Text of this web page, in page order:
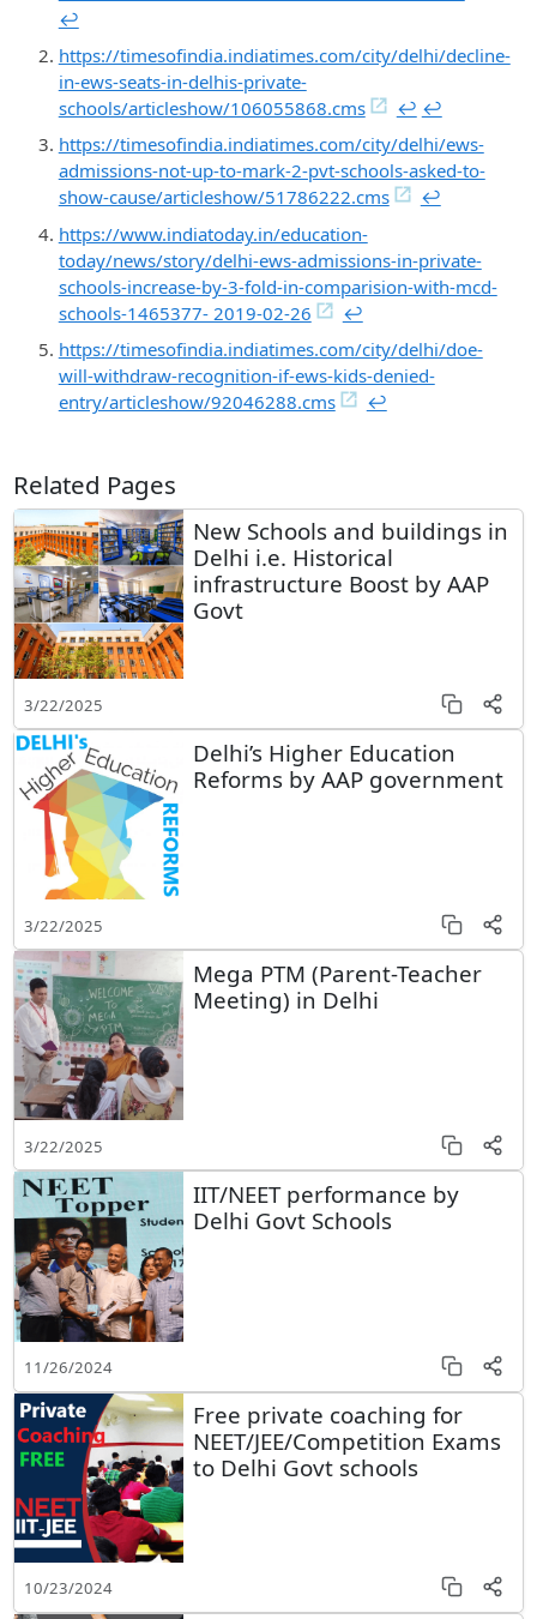
↩︎
https://timesofindia.indiatimes.com/city/delhi/decline-
in-ews-seats-in-delhis-private-
schools/articleshow/106055868.cms
↩︎ ↩︎
https://timesofindia.indiatimes.com/city/delhi/ews-
admissions-not-up-to-mark-2-pvt-schools-asked-to-
show-cause/articleshow/51786222.cms
↩︎
https://www.indiatoday.in/education-
today/news/story/delhi-ews-admissions-in-private-
schools-increase-by-3-fold-in-comparision-with-mcd-
schools-1465377- 2019-02-26
↩︎
https://timesofindia.indiatimes.com/city/delhi/doe-
will-withdraw-recognition-if-ews-kids-denied-
entry/articleshow/92046288.cms
↩︎
Related Pages
New Schools and buildings in
Delhi i.e. Historical
infrastructure Boost by AAP
Govt
3/22/2025
Delhi’s Higher Education
Reforms by AAP government
3/22/2025
Mega PTM (Parent-Teacher
Meeting) in Delhi
3/22/2025
IIT/NEET performance by
Delhi Govt Schools
11/26/2024
Free private coaching for
NEET/JEE/Competition Exams
to Delhi Govt schools
10/23/2024